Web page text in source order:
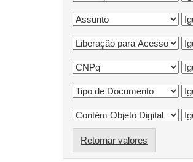
Retornar valores